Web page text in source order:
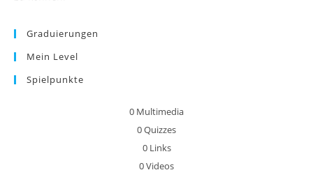
Graduierungen
Mein Level
Spielpunkte
0 Multimedia
0Quizzes
0 Links
0Videos